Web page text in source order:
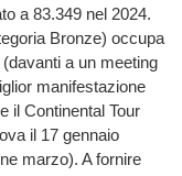
a 83.349 nel 2024.
Bronze) occupa
a un meeting
manifestazione
il Continental Tour
il 17 gennaio
marzo). A fornire